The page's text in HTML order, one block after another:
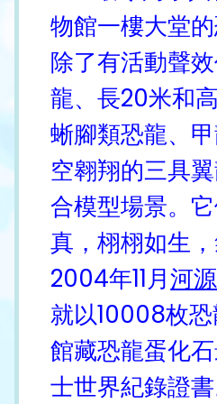
物館一樓大堂的
除了有活動聲
龍、長20米和
蜥腳類恐龍、
空翱翔的三具
合模型場景。
真，栩栩如生，
2004年11月河
就以10008枚
館藏恐龍蛋化
士世界紀錄證